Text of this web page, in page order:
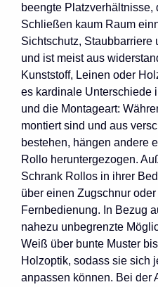
beengte Platzverhältnisse,
Schließen kaum Raum
Sichtschutz,
und ist meist aus
Kunststoff, Leinen oder
es kardinale Unterschiede
und die Montageart:
montiert sind und aus
bestehen, hängen andere
Rollo heruntergezogen.
Schrank Rollos in ihrer
über einen Zugschnur
Fernbedienung. In Bezug
nahezu unbegrenzte
Weiß über bunte Muster
Holzoptik, sodass sie sich
anpassen können. Bei der